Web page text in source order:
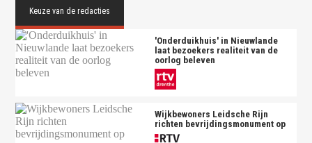
'Onderduikhuis' in Nieuwlande
laat bezoekers realiteit van de
oorlog beleven
Wijkbewoners Leidsche Rijn
richten bevrijdingsmonument op